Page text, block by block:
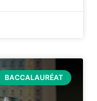
BACCALAURÉAT